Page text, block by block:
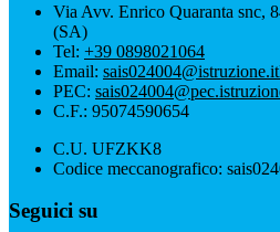
Via Avv. Enrico Quaranta snc,
(SA)
Tel: +39 0898021064
Email: sais024004@istruzione.it
PEC:
C.F.: 95074590654
C.U. UFZKK8
Codice meccanografico:
Seguici su